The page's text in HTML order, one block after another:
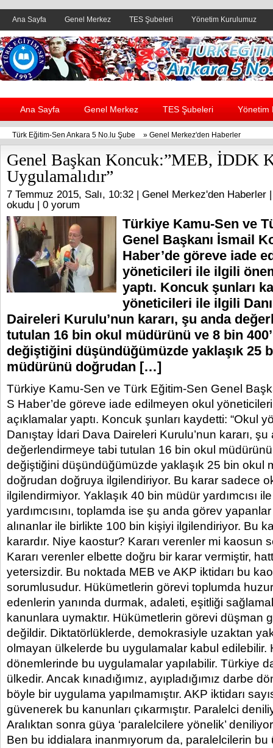
Ana Sayfa Genel Merkez TES Şubeleri Yönetim Kurulumuz
Header yanı reklam alanı
Ana Sayfa Genel Merkez TES Şubeleri Yönetim
Türk Eğitim-Sen Ankara 5 No.lu Şube » Genel Merkez'den Haberler
Genel Başkan Koncuk:”MEB, İDDK
Uygulamalıdır”
7 Temmuz 2015, Salı, 10:32 | Genel Merkez'den Haberler
okudu | 0 yorum
Türkiye Kamu-Sen ve
Genel Başkanı İsmail
Haber’de göreve iade
yöneticileri ile ilgili
yaptı. Koncuk şunları
yöneticileri ile ilgili
Daireleri Kurulu’nun kararı, şu anda
tutulan 16 bin okul müdürünü ve 8 bin
değiştiğini düşündüğümüzde yaklaşık 25
müdürünü doğrudan […]
Türkiye Kamu-Sen ve Türk Eğitim-Sen Genel
S Haber’de göreve iade edilmeyen okul
açıklamalar yaptı. Koncuk şunları kaydetti: “Okul
Danıştay İdari Dava Daireleri Kurulu’nun kararı, şu
değerlendirmeye tabi tutulan 16 bin okul
değiştiğini düşündüğümüzde yaklaşık 25 bin okul
doğrudan doğruya ilgilendiriyor. Bu karar sadece
ilgilendirmiyor. Yaklaşık 40 bin müdür yardımcısı
yardımcısını, toplamda ise şu anda görev
alınanlar ile birlikte 100 bin kişiyi ilgilendiriyor. Bu
karardır. Niye kaostur? Kararı verenler mi kaosun
Kararı verenler elbette doğru bir karar vermiştir,
yetersizdir. Bu noktada MEB ve AKP iktidarı bu
sorumlusudur. Hükümetlerin görevi toplumda
edenlerin yanında durmak, adaleti, eşitliği
kanunlara uymaktır. Hükümetlerin görevi düşman
değildir. Diktatörlüklerde, demokrasiyle uzaktan
olmayan ülkelerde bu uygulamalar kabul edilebilir.
dönemlerinde bu uygulamalar yapılabilir. Türkiye
ülkedir. Ancak kınadığımız, ayıpladığımız darbe
böyle bir uygulama yapılmamıştır. AKP iktidarı
güvenerek bu kanunları çıkarmıştır. Paralelci
Aralıktan sonra güya ‘paralelcilere yönelik’
Ben bu iddialara inanmıyorum da, paralelcilerin bu